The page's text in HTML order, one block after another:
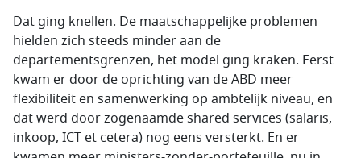
Dat ging knellen. De maatschappelijke problemen
hielden zich steeds minder aan de
departementsgrenzen, het model ging kraken. Eerst
kwam er door de oprichting van de ABD meer
flexibiliteit en samenwerking op ambtelijk niveau, en
dat werd door zogenaamde shared services (salaris,
inkoop, ICT et cetera) nog eens versterkt. En er